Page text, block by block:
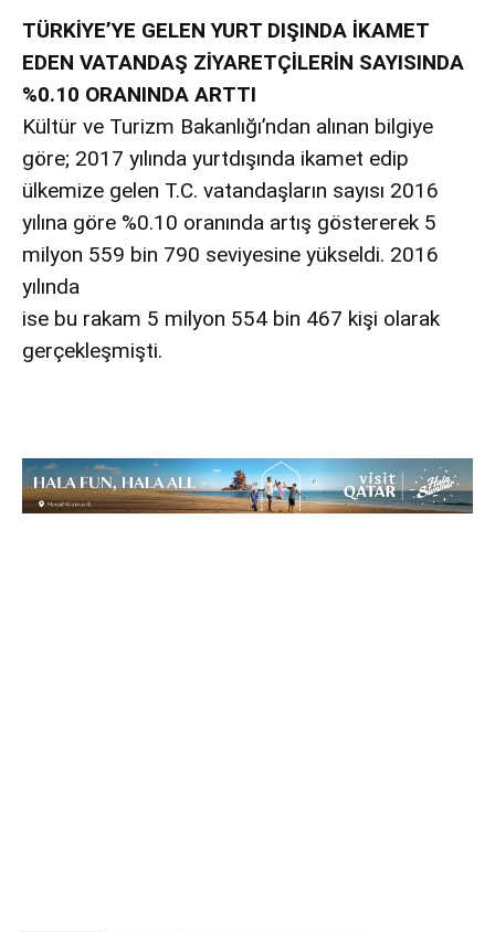
TÜRKİYE’YE GELEN YURT DIŞINDA İKAMET
EDEN VATANDAŞ ZİYARETÇİLERİN SAYISINDA
%0.10 ORANINDA ARTTI
Kültür ve Turizm Bakanlığı’ndan alınan bilgiye
göre; 2017 yılında yurtdışında ikamet edip
ülkemize gelen T.C. vatandaşların sayısı 2016
yılına göre %0.10 oranında artış göstererek 5
milyon 559 bin 790 seviyesine yükseldi. 2016
yılında
ise bu rakam 5 milyon 554 bin 467 kişi olarak
gerçekleşmişti.